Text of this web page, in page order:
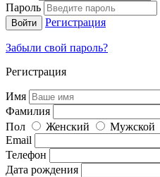
Пароль
Регистрация
Забыли свой пароль?
Регистрация
Имя
Фамилия
Пол
Женский
Мужской
Email
Телефон
Дата рождения